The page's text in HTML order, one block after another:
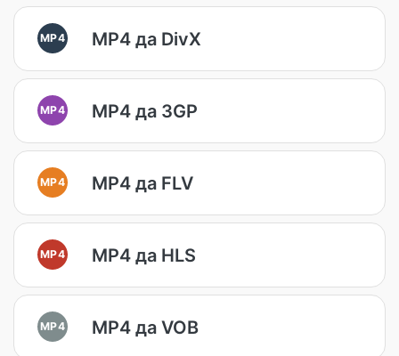
MP4 MP4 да DivX
MP4 MP4 да 3GP
MP4 MP4 да FLV
MP4 MP4 да HLS
MP4 MP4 да VOB